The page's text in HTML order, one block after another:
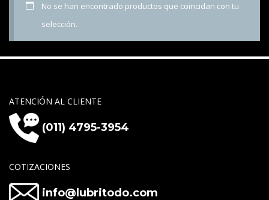
No se han encontrado productos que coincidan con tu
selección.
ATENCIÓN AL CLIENTE
(011) 4795-3954
COTIZACIONES
info@lubritodo.com